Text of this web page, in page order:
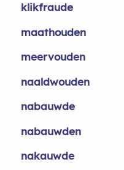
klikfraude
maathouden
meervouden
naaldwouden
nabauwde
nabauwden
nakauwde